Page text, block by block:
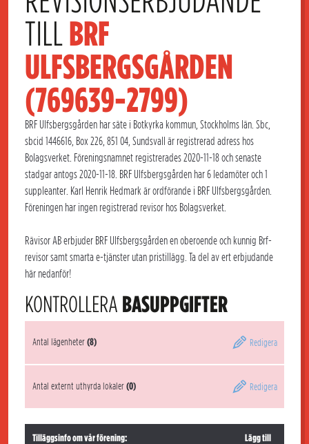
TILL BRF
ULFSBERGSGÅRDEN
(769639-2799)
BRF Ulfsbergsgården har säte i Botkyrka kommun, Stockholms län. Sbc,
sbcid 1446616, Box 226, 851 04, Sundsvall är registrerad adress hos
Bolagsverket. Föreningsnamnet registrerades 2020-11-18 och senaste
stadgar antogs 2020-11-18. BRF Ulfsbergsgården har 6 ledamöter och 1
suppleanter. Karl Henrik Hedmark är ordförande i BRF Ulfsbergsgården.
Föreningen har ingen registrerad revisor hos Bolagsverket.
Rävisor AB erbjuder BRF Ulfsbergsgården en oberoende och kunnig Brf-
revisor samt smarta e-tjänster utan pristillägg. Ta del av ert erbjudande
här nedanför!
KONTROLLERA BASUPPGIFTER
Antal lägenheter(8) Redigera
Antal externt uthyrda lokaler(0) Redigera
Tilläggsinfo om vår förening: Lägg till